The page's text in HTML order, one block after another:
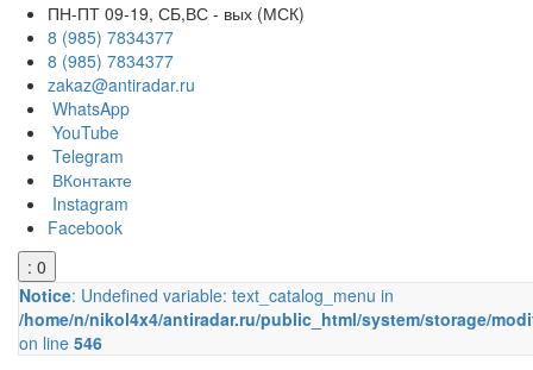
ПН-ПТ 09-19, СБ,ВС - вых (МСК)
8 (985) 7834377
8 (985) 7834377
zakaz@antiradar.ru
WhatsApp
YouTube
Telegram
ВКонтакте
Instagram
Facebook
: 0
Notice: Undefined variable: text_catalog_menu in
/home/n/nikol4x4/antiradar.ru/public_html/system/storage/
on line 546